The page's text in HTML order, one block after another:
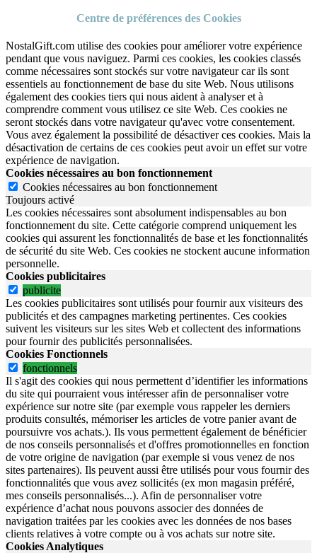
Centre de préférences des Cookies
NostalGift.com utilise des cookies pour améliorer votre expérience
pendant que vous naviguez. Parmi ces cookies, les cookies classés
comme nécessaires sont stockés sur votre navigateur car ils sont
essentiels au fonctionnement de base du site Web. Nous utilisons
également des cookies tiers qui nous aident à analyser et à
comprendre comment vous utilisez ce site Web. Ces cookies ne
seront stockés dans votre navigateur qu'avec votre consentement.
Vous avez également la possibilité de désactiver ces cookies. Mais la
désactivation de certains de ces cookies peut avoir un effet sur votre
expérience de navigation.
Cookies nécessaires au bon fonctionnement
Cookies nécessaires au bon fonctionnement
Toujours activé
Les cookies nécessaires sont absolument indispensables au bon
fonctionnement du site. Cette catégorie comprend uniquement les
cookies qui assurent les fonctionnalités de base et les fonctionnalités
de sécurité du site Web. Ces cookies ne stockent aucune information
personnelle.
Cookies publicitaires
publicite
Les cookies publicitaires sont utilisés pour fournir aux visiteurs des
publicités et des campagnes marketing pertinentes. Ces cookies
suivent les visiteurs sur les sites Web et collectent des informations
pour fournir des publicités personnalisées.
Cookies Fonctionnels
fonctionnels
Il s'agit des cookies qui nous permettent d’identifier les informations
du site qui pourraient vous intéresser afin de personnaliser votre
expérience sur notre site (par exemple vous rappeler les derniers
produits consultés, mémoriser les articles de votre panier avant de
poursuivre vos achats.). Ils vous permettent également de bénéficier
de nos conseils personnalisés et d'offres promotionnelles en fonction
de votre origine de navigation (par exemple si vous venez de nos
sites partenaires). Ils peuvent aussi être utilisés pour vous fournir des
fonctionnalités que vous avez sollicités (ex mon magasin préféré,
mes conseils personnalisés...). Afin de personnaliser votre
expérience d’achat nous pouvons associer des données de
navigation traitées par les cookies avec les données de nos bases
clients relatives à votre compte ou à vos achats sur notre site.
Cookies Analytiques